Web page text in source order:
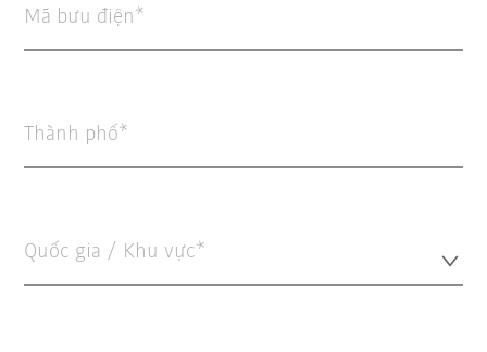
Mã bưu điện
Thành phố
Quốc gia / Khu vực*